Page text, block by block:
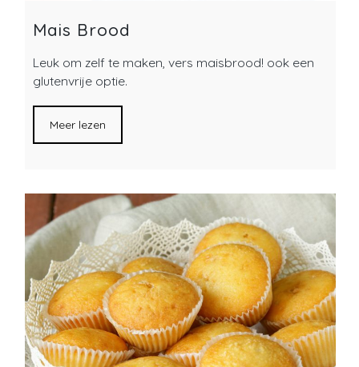
Mais Brood
Leuk om zelf te maken, vers maisbrood! ook een
glutenvrije optie.
Meer lezen